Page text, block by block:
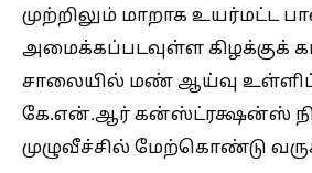
முற்றிலும் மாறாக உயர்மட்ட
அமைக்கப்படவுள்ள கிழக்குக்
சாலையில் மண் ஆய்வு
கே.என்.ஆர் கன்ஸ்ட்ரக்ஷன்ஸ்
முழுவீச்சில் மேற்கொண்டு